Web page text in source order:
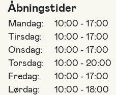
Åbningstider
Mandag:
10:00 - 17:00
Tirsdag:
10:00 - 17:00
Onsdag:
10:00 - 17:00
Torsdag:
10:00 - 20:00
Fredag:
10:00 - 17:00
Lørdag:
10:00 - 18:00